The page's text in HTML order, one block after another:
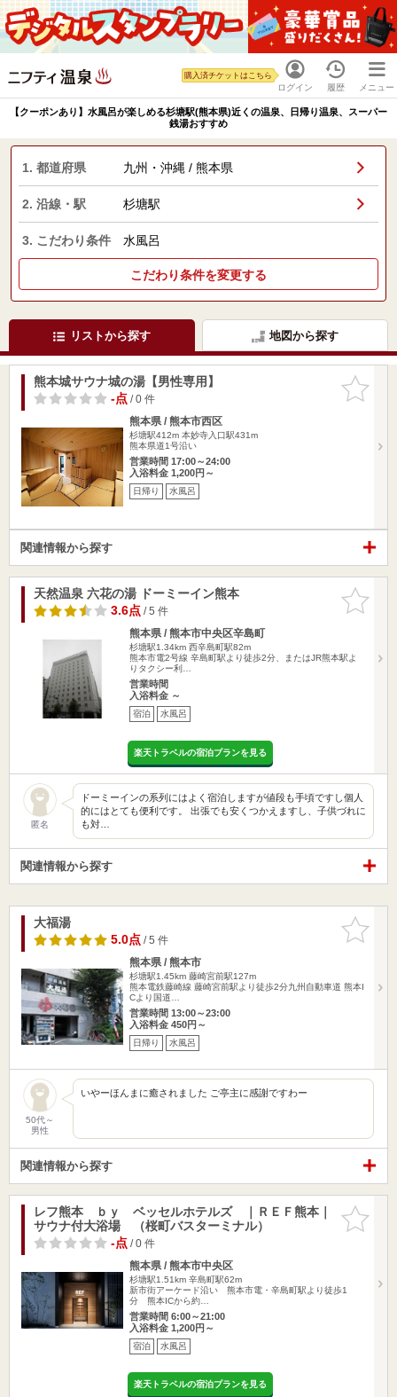
ログイン
購入済チケットはこちら
履歴 メニュー
【クーポンあり】水風呂が楽しめる杉塘駅(熊本県)近くの温泉、日帰り温泉、スーパー
銭湯おすすめ
1. 都道府県 九州・沖縄 / 熊本県
2. 沿線・駅 杉塘駅
3. こだわり条件 水風呂
こだわり条件を変更する
リストから探す 地図から探す
お気に入
りに追加
熊本城サウナ城の湯【男性専用】
-点/ 0 件
熊本県 / 熊本市西区
杉塘駅412m 本妙寺入口駅431m
熊本県道1号沿い
営業時間 17:00～24:00
入浴料金 1,200円～
日帰り 水風呂
関連情報から探す
お気に入
りに追加
天然温泉 六花の湯 ドーミーイン熊本
3.6点/ 5 件
熊本県 / 熊本市中央区辛島町
杉塘駅1.34km 西辛島町駅82m
熊本市電2号線 辛島町駅より徒歩2分、またはJR熊本駅よ
りタクシー利…
営業時間
入浴料金 ～
宿泊 水風呂
楽天トラベルの宿泊プランを見る
匿名
ドーミーインの系列にはよく宿泊しますが値段も手頃ですし個人
的にはとても便利です。 出張でも安くつかえますし、子供づれに
も対…
関連情報から探す
お気に入
りに追加
大福湯
5.0点/ 5 件
熊本県 / 熊本市
杉塘駅1.45km 藤崎宮前駅127m
熊本電鉄藤崎線 藤崎宮前駅より徒歩2分九州自動車道 熊本I
Cより国道…
営業時間 13:00～23:00
入浴料金 450円～
日帰り 水風呂
50代～
男性
いやーほんまに癒されました ご亭主に感謝ですわー
関連情報から探す
お気に入
りに追加
レフ熊本 ｂｙ ベッセルホテルズ ｜ＲＥＦ熊本｜
サウナ付大浴場 （桜町バスターミナル）
-点/ 0 件
熊本県 / 熊本市中央区
杉塘駅1.51km 辛島町駅62m
新市街アーケード沿い 熊本市電・辛島町駅より徒歩1
分 熊本ICから約…
営業時間 6:00～21:00
入浴料金 1,200円～
宿泊 水風呂
楽天トラベルの宿泊プランを見る